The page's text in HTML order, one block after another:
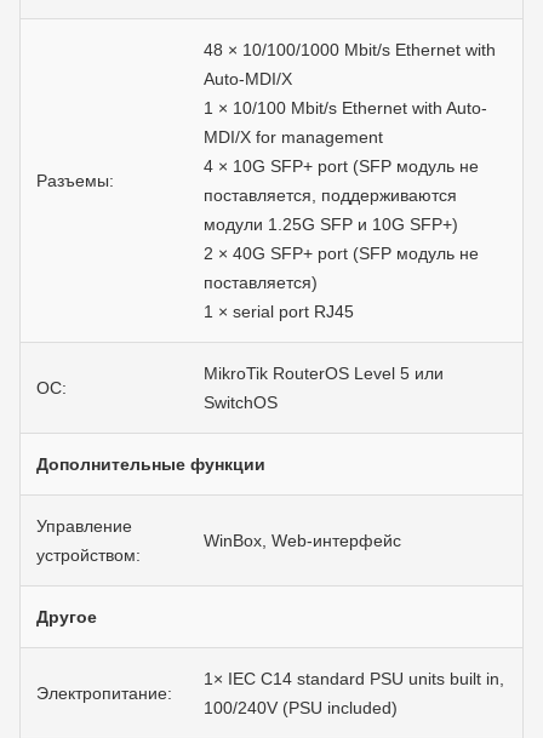
Разъемы:
48 × 10/100/1000 Mbit/s Ethernet with
Auto-MDI/X
1 × 10/100 Mbit/s Ethernet with Auto-
MDI/X for management
4 × 10G SFP+ port (SFP модуль не
поставляется, поддерживаются
модули 1.25G SFP и 10G SFP+)
2 × 40G SFP+ port (SFP модуль не
поставляется)
1 × serial port RJ45
ОС:
MikroTik RouterOS Level 5 или
SwitchOS
Дополнительные функции
Управление
устройством:
WinBox, Web-интерфейс
Другое
Электропитание:
1× IEC C14 standard PSU units built in,
100/240V (PSU included)